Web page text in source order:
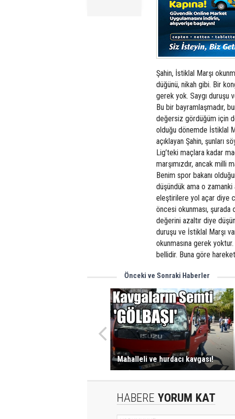
Şahin, İstiklal Marşı
düğünü, nikah gibi. Bir
gerek yok. Saygı duruşu
Bu bir bayramlaşmadır,
değersiz gördüğüm için
olduğu dönemde İstiklal
açıklayan Şahin, şunları
Lig’teki maçlara kadar
marşımızdır, ancak milli
Benim spor bakanı
düşündük ama o
eleştirilere yol açar diye
öncesi okunması, şurada
değerini azaltır diye
duruşu ve İstiklal Marşı
okunmasına gerek
bellidir. Buna göre
Önceki ve Sonraki Haberler
Mahalleli ve hurdacı kavgası!
HABERE YORUM KAT